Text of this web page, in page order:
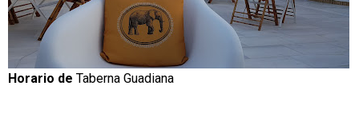
Horario de Taberna Guadiana